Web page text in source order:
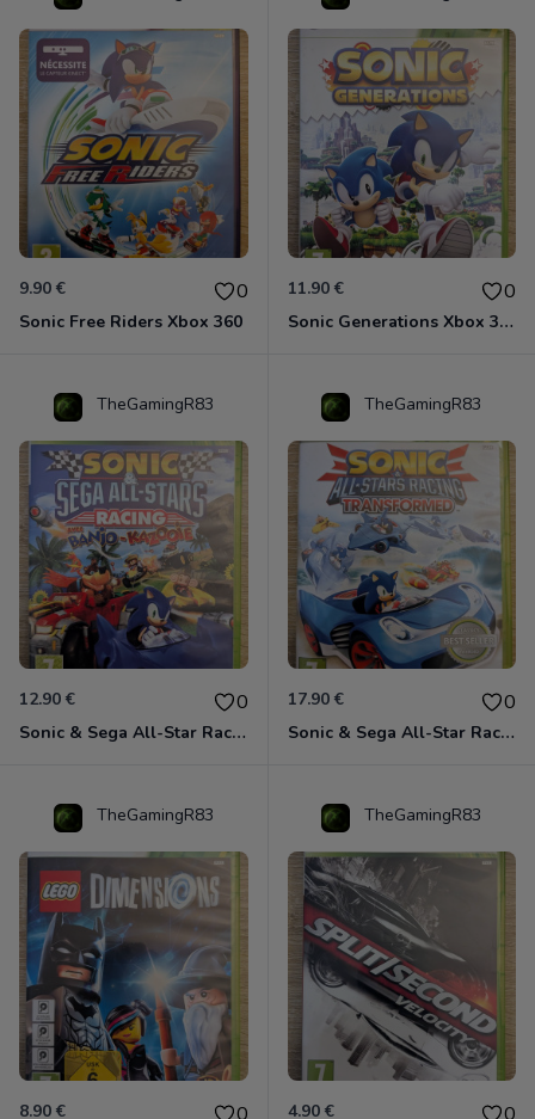
9.90 € 0
Sonic Free Riders Xbox 360
11.90 € 0
Sonic Generations Xbox 360
TheGamingR83
12.90 € 0
Sonic & Sega All-Star Racing avec Banjo-Kazooie Xbox 360
TheGamingR83
17.90 € 0
Sonic & Sega All-Star Racing - Transformed Xbox 360
TheGamingR83
8.90 € 0
TheGamingR83
4.90 € 0